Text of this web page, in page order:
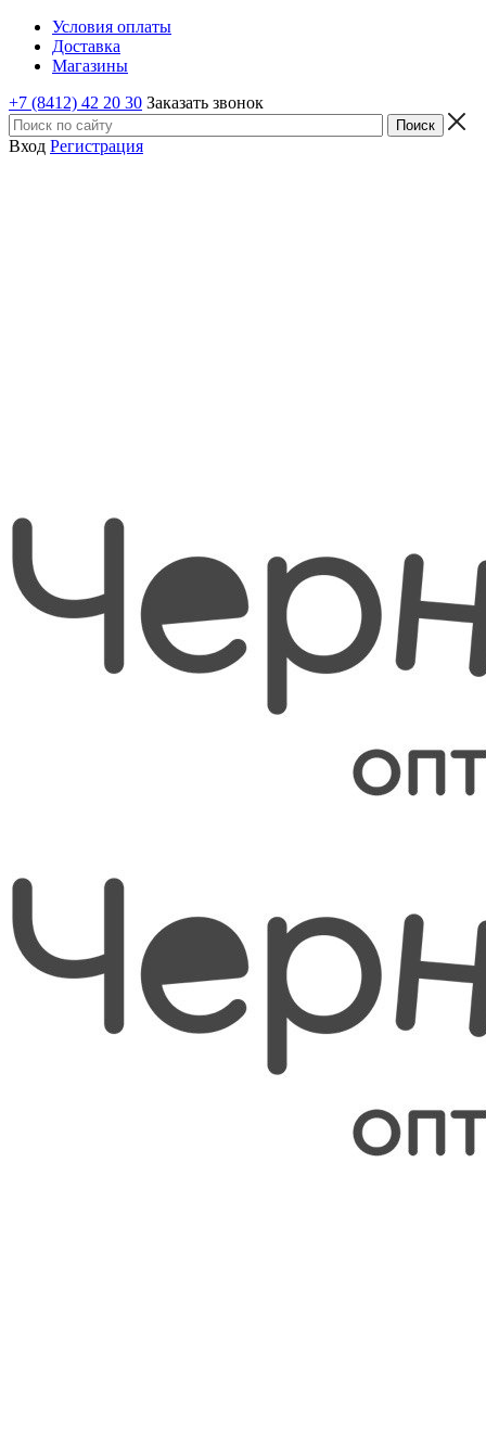
Условия оплаты
Доставка
Магазины
+7 (8412) 42 20 30 Заказать звонок
Вход Регистрация